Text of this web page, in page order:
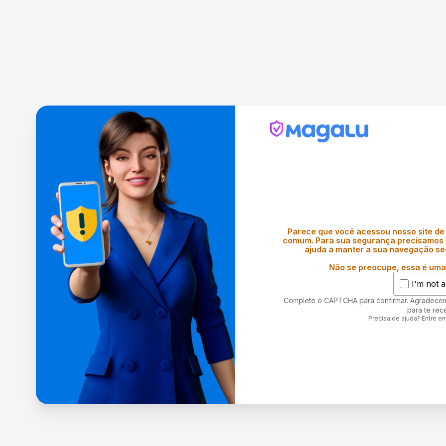
Parece que você acessou nosso site
comum. Para sua segurança
ajuda a manter a sua navegação
Não se preocupe, essa é
I'm not
Complete o CAPTCHA para confirmar.
para te
Precisa de ajuda? Entre